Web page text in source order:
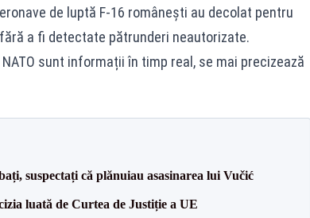
de luptă F-16 românești au decolat pentru
a fi detectate pătrunderi neautorizate.
sunt informații în timp real, se mai precizează
suspectați că plănuiau asasinarea lui Vučić
luată de Curtea de Justiție a UE